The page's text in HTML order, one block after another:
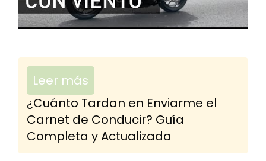
Leer más
¿Cuánto Tardan en Enviarme el
Carnet de Conducir? Guía
Completa y Actualizada